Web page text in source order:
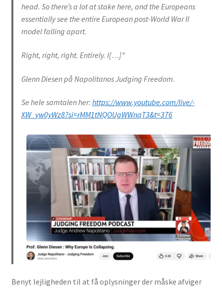
head. So there’s a lot at stake here, and the Europeans
essentially see the entire European post-World War II
model falling apart.
Right, right, right. Entirely. I[…]”
Glenn Diesen på Napolitanos Judging Freedom.
Se hele samtalen her: https://www.youtube.com/live/-
XW_yw0yWz8?si=rMM1tNQOUgWWnqT3&t=376
Benyt lejligheden til at få oplysninger der måske afviger